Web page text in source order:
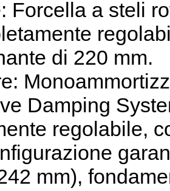
Forcella a steli
di 220 mm.
Damping
regolabile,
mm),